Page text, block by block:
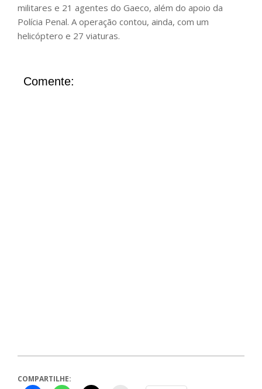
militares e 21 agentes do Gaeco, além do apoio da
Polícia Penal. A operação contou, ainda, com um
helicóptero e 27 viaturas.
Comente:
COMPARTILHE: